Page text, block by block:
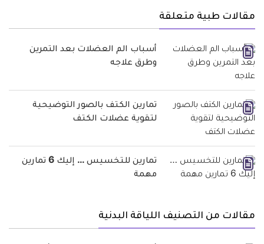
مقالات طبية متعلقة
أسباب الم العضلات بعد التمرين
وطرق علاجه
تمارين الكتف بالصور التوضيحية
لتقوية عضلات الكتف
تمارين للتخسيس … إليك 6 تمارين
مهمة
مقالات من التصنيف اللياقة البدنية